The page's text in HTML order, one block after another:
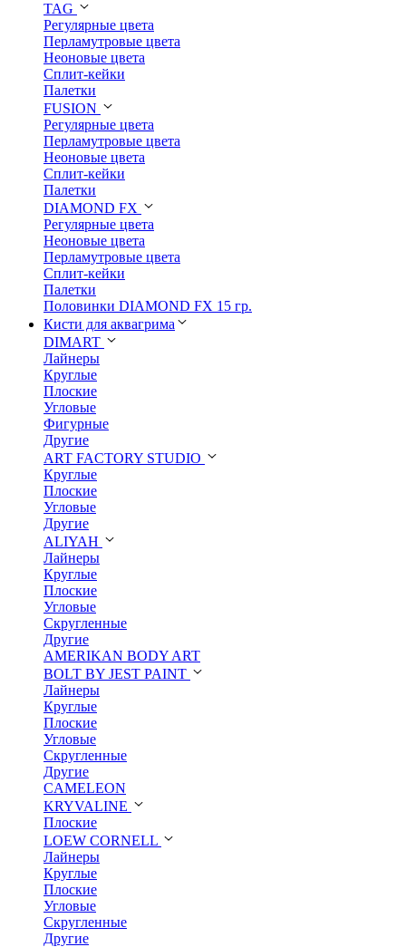
TAG
Регулярные цвета
Перламутровые цвета
Неоновые цвета
Сплит-кейки
Палетки
FUSION
Регулярные цвета
Перламутровые цвета
Неоновые цвета
Сплит-кейки
Палетки
DIAMOND FX
Регулярные цвета
Неоновые цвета
Перламутровые цвета
Сплит-кейки
Палетки
Половинки DIAMOND FX 15 гр.
Кисти для аквагрима
DIMART
Лайнеры
Круглые
Плоские
Угловые
Фигурные
Другие
ART FACTORY STUDIO
Круглые
Плоские
Угловые
Другие
ALIYAH
Лайнеры
Круглые
Плоские
Угловые
Скругленные
Другие
AMERIKAN BODY ART
BOLT BY JEST PAINT
Лайнеры
Круглые
Плоские
Угловые
Скругленные
Другие
CAMELEON
KRYVALINE
Плоские
LOEW CORNELL
Лайнеры
Круглые
Плоские
Угловые
Скругленные
Другие